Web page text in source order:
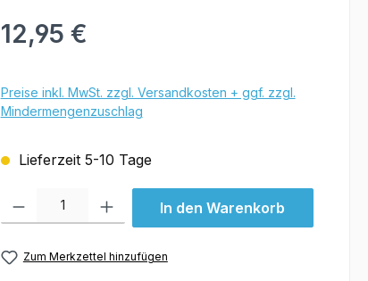
12,95 €
Preise inkl. MwSt. zzgl. Versandkosten + ggf. zzgl.
Mindermengenzuschlag
Lieferzeit 5-10 Tage
In den Warenkorb
Zum Merkzettel hinzufügen